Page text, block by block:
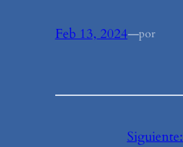
Feb 13, 2024—por
Siguiente: